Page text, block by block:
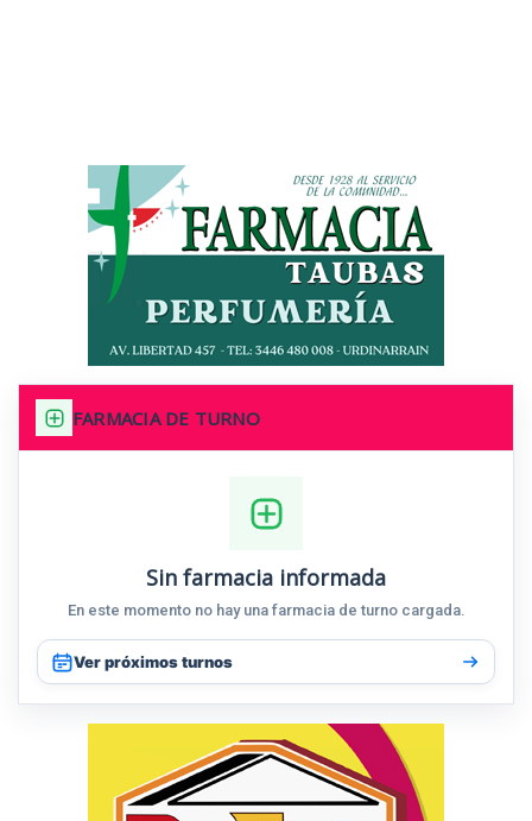
FARMACIA DE TURNO
Sin farmacia informada
En este momento no hay una farmacia de turno cargada.
Ver próximos turnos